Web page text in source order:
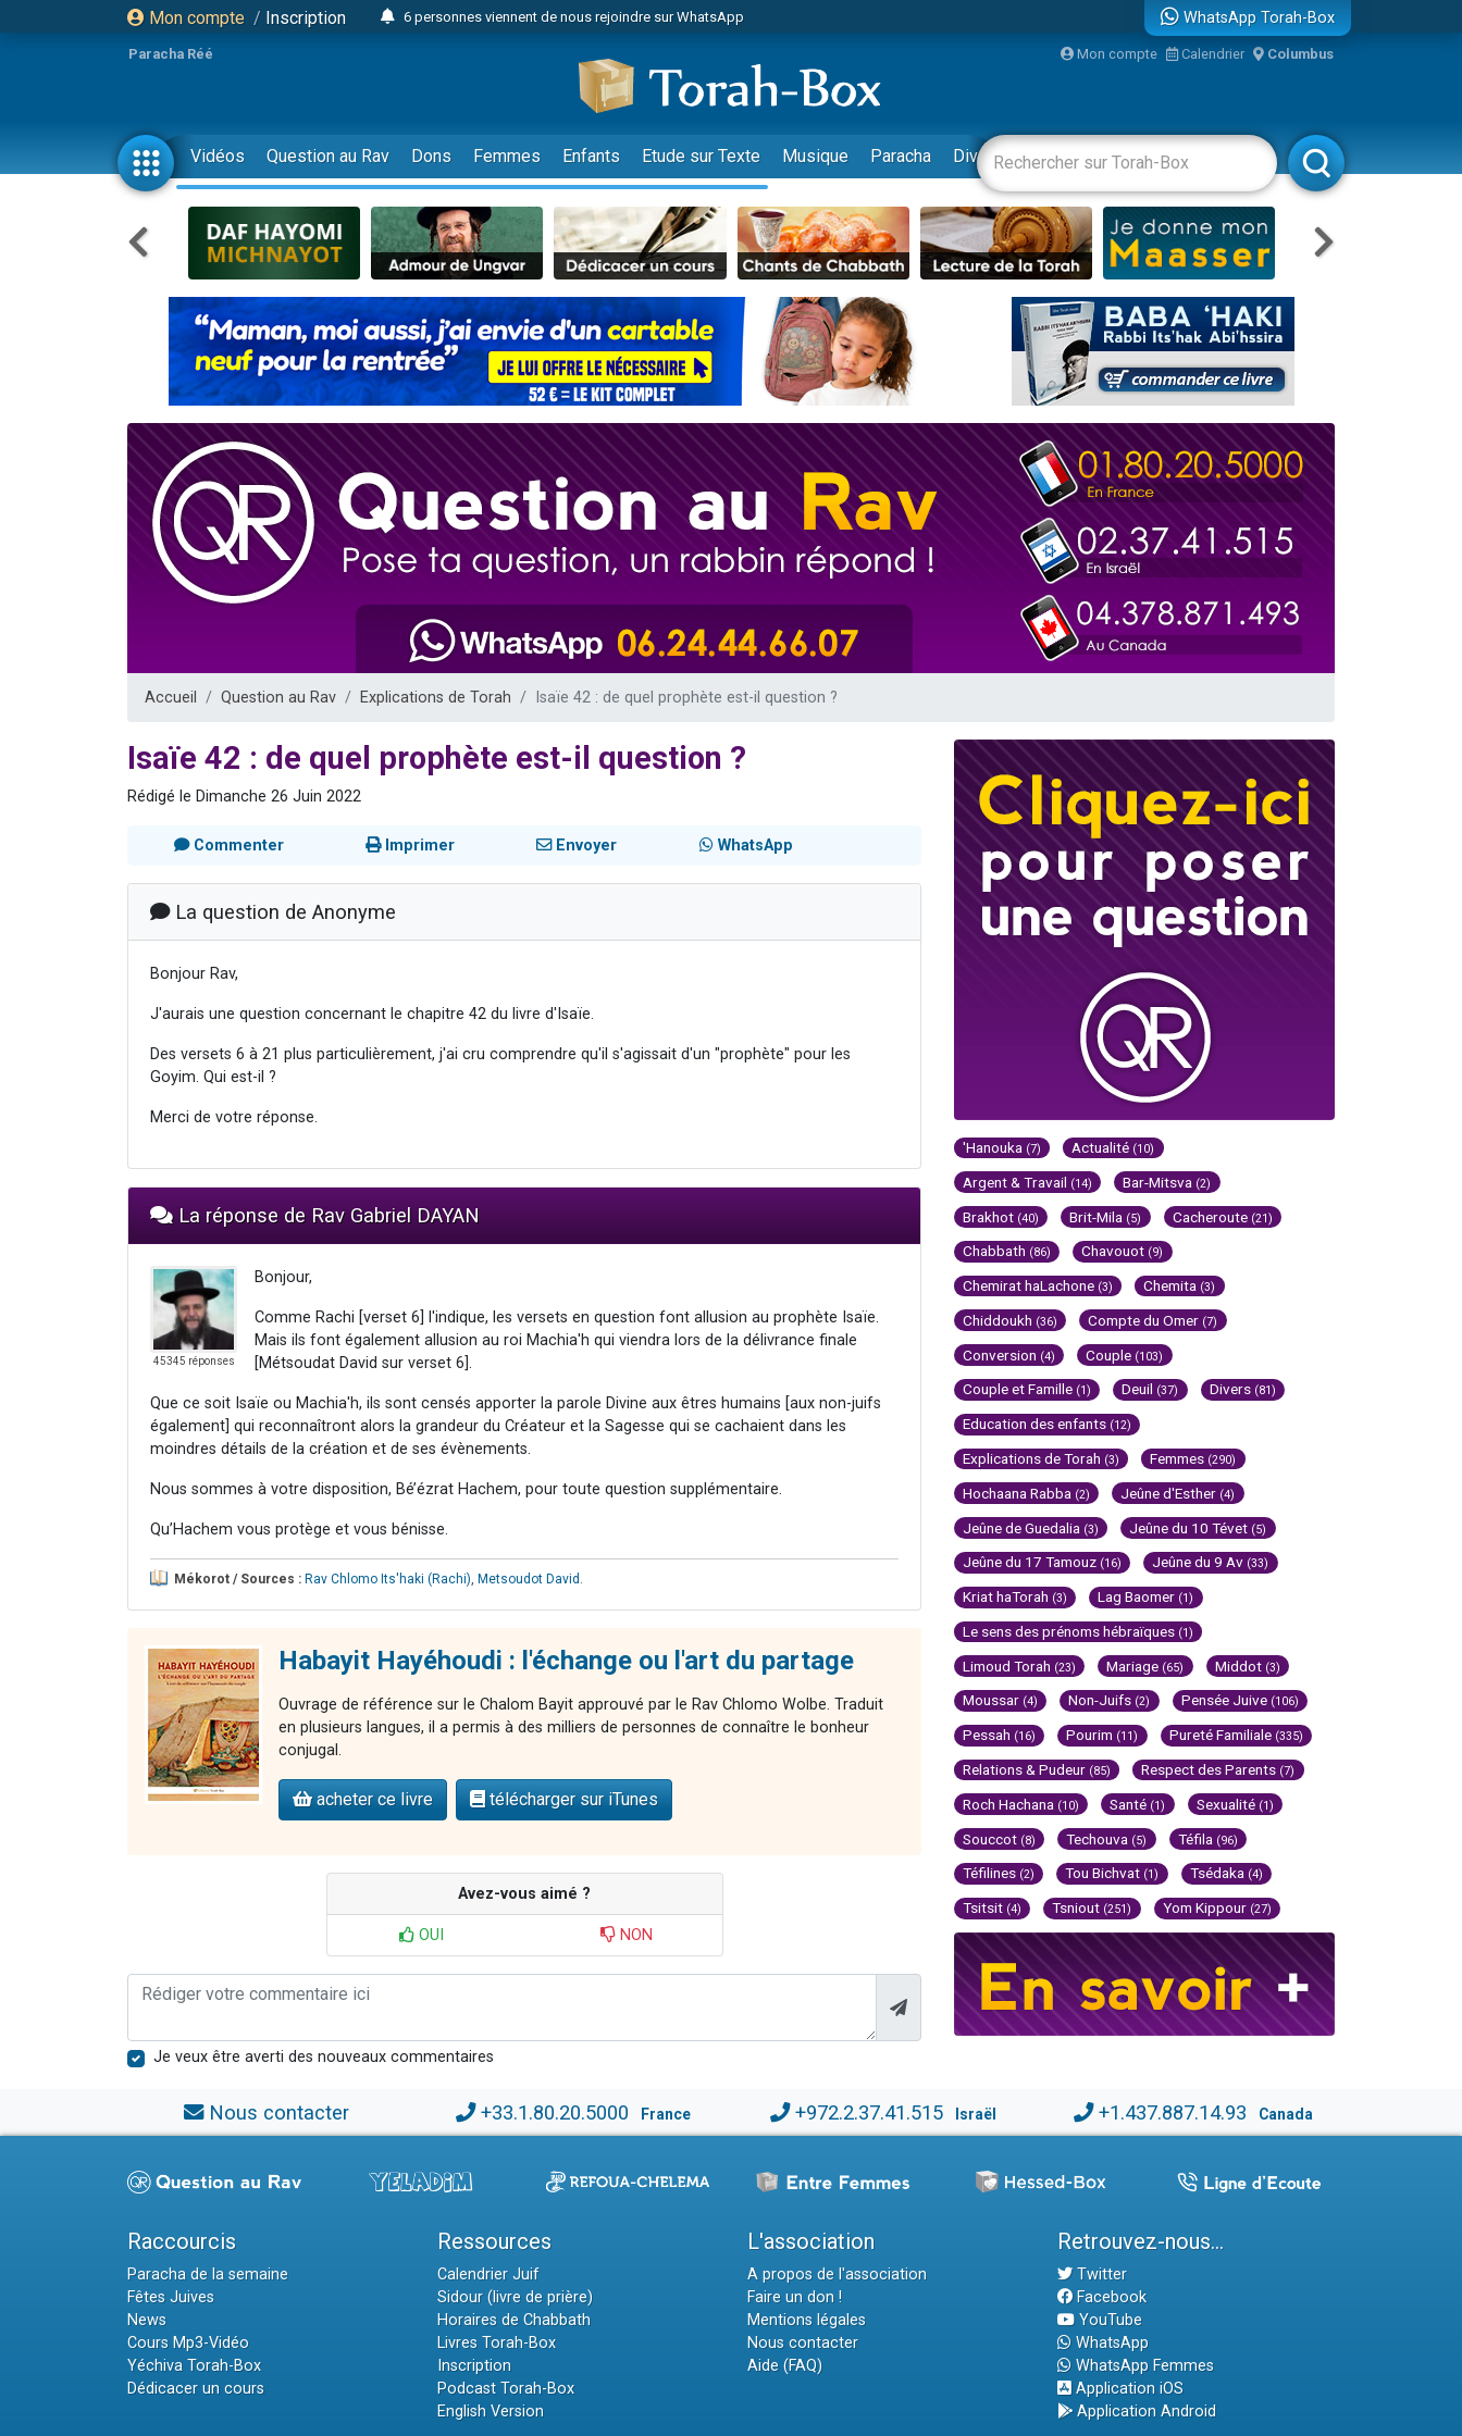
Mon compte / Inscription
6 personnes viennent de nous rejoindre sur WhatsApp
2 personnes viennent de faire un don pour 1 Journée de Vacances Pour les Enfants
17 personnes viennent de demander une bénédiction
4 personnes viennent de nous rejoindre sur WhatsApp
Il reste 49 places pour étudier en groupe sur Zoom
23 personnes viennent de faire un don pour Diane, 80 ans, dans un appartement insalubre
Eva vient de donner son Maasser
4 personnes viennent de nous rejoindre sur WhatsApp
3 personnes viennent de nous rejoindre sur WhatsApp
3 personnes viennent de faire un don pour 5 jours de vacances aux Orphelins
Odaya vient de donner son Maasser
13 personnes viennent de demander une bénédiction
2 personnes viennent de nous rejoindre sur WhatsApp
30 personnes viennent de faire un don pour Sauvez la jambe de Yohan
Il reste 49 places pour étudier en groupe sur Zoom
3 personnes viennent de nous rejoindre sur WhatsApp
2 personnes viennent de nous rejoindre sur WhatsApp
2 personnes viennent de nous rejoindre sur WhatsApp
WhatsApp Torah-Box
Paracha Réé Mon compte Calendrier Columbus
Vidéos Question au Rav Dons Femmes Enfants Etude sur Texte Musique Paracha Divertissements Livres Rabbanim
Accueil Question au Rav Explications de Torah Isaïe 42 : de quel prophète est-il question ?
Isaïe 42 : de quel prophète est-il question ?
Rédigé le Dimanche 26 Juin 2022
Commenter Imprimer Envoyer WhatsApp
La question de Anonyme
Bonjour Rav,
J'aurais une question concernant le chapitre 42 du livre d'Isaïe.
Des versets 6 à 21 plus particulièrement, j'ai cru comprendre qu'il s'agissait d'un "prophète" pour les
Goyim. Qui est-il ?
Merci de votre réponse.
La réponse de Rav Gabriel DAYAN
45345 réponses
Bonjour,
Comme Rachi [verset 6] l'indique, les versets en question font allusion au prophète Isaïe.
Mais ils font également allusion au roi Machia'h qui viendra lors de la délivrance finale
[Métsoudat David sur verset 6].
Que ce soit Isaïe ou Machia'h, ils sont censés apporter la parole Divine aux êtres humains [aux non-juifs
également] qui reconnaîtront alors la grandeur du Créateur et la Sagesse qui se cachaient dans les
moindres détails de la création et de ses évènements.
Nous sommes à votre disposition, Bé’ézrat Hachem, pour toute question supplémentaire.
Qu’Hachem vous protège et vous bénisse.
Mékorot / Sources : Rav Chlomo Its'haki (Rachi) Metsoudot David
Habayit Hayéhoudi : l'échange ou l'art du partage
Ouvrage de référence sur le Chalom Bayit approuvé par le Rav Chlomo Wolbe. Traduit
en plusieurs langues, il a permis à des milliers de personnes de connaître le bonheur
conjugal.
acheter ce livre télécharger sur iTunes
Avez-vous aimé ?
OUI NON
Je veux être averti des nouveaux commentaires
'Hanouka (7) Actualité (10)
Argent & Travail (14) Bar-Mitsva (2)
Brakhot (40) Brit-Mila (5) Cacheroute (21)
Chabbath (86) Chavouot (9)
Chemirat haLachone (3) Chemita (3)
Chiddoukh (36) Compte du Omer (7)
Conversion (4) Couple (103)
Couple et Famille (1) Deuil (37) Divers (81)
Education des enfants (12)
Explications de Torah (3) Femmes (290)
Hochaana Rabba (2) Jeûne d'Esther (4)
Jeûne de Guedalia (3) Jeûne du 10 Tévet (5)
Jeûne du 17 Tamouz (16) Jeûne du 9 Av (33)
Kriat haTorah (3) Lag Baomer (1)
Le sens des prénoms hébraïques (1)
Limoud Torah (23) Mariage (65) Middot (3)
Moussar (4) Non-Juifs (2) Pensée Juive (106)
Pessah (16) Pourim (11) Pureté Familiale (335)
Relations & Pudeur (85) Respect des Parents (7)
Roch Hachana (10) Santé (1) Sexualité (1)
Souccot (8) Techouva (5) Téfila (96)
Téfilines (2) Tou Bichvat (1) Tsédaka (4)
Tsitsit (4) Tsniout (251) Yom Kippour (27)
Nous contacter +33.1.80.20.5000 France +972.2.37.41.515 Israël +1.437.887.14.93 Canada
Raccourcis
Paracha de la semaine
Fêtes Juives
News
Cours Mp3-Vidéo
Yéchiva Torah-Box
Dédicacer un cours
Ressources
Calendrier Juif
Sidour (livre de prière)
Horaires de Chabbath
Livres Torah-Box
Inscription
Podcast Torah-Box
English Version
L'association
A propos de l'association
Faire un don !
Mentions légales
Nous contacter
Aide (FAQ)
Retrouvez-nous...
Twitter
Facebook
YouTube
WhatsApp
WhatsApp Femmes
Application iOS
Application Android